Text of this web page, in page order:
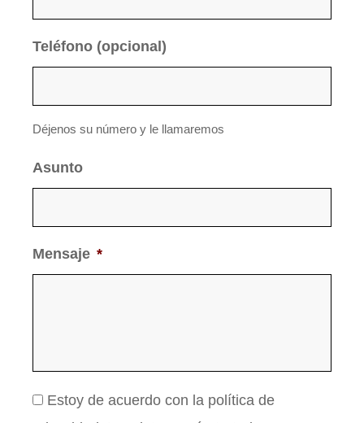
Teléfono (opcional)
Déjenos su número y le llamaremos
Asunto
Mensaje *
C Estoy de acuerdo con la política de